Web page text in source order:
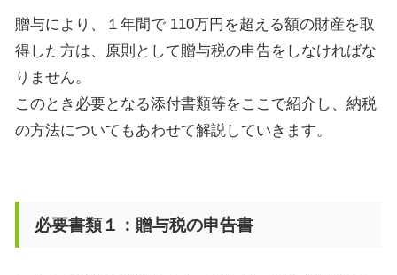
贈与により、１年間で 110万円を超える額の財産を取
得した方は、原則として贈与税の申告をしなければな
りません。
このとき必要となる添付書類等をここで紹介し、納税
の方法についてもあわせて解説していきます。
必要書類１：贈与税の申告書